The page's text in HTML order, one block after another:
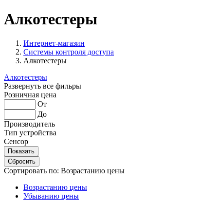
Алкотестеры
Интернет-магазин
Системы контроля доступа
Алкотестеры
Алкотестеры
Развернуть все фильры
Розничная цена
От
До
Производитель
Тип устройства
Сенсор
Сортировать по: Возрастанию цены
Возрастанию цены
Убыванию цены